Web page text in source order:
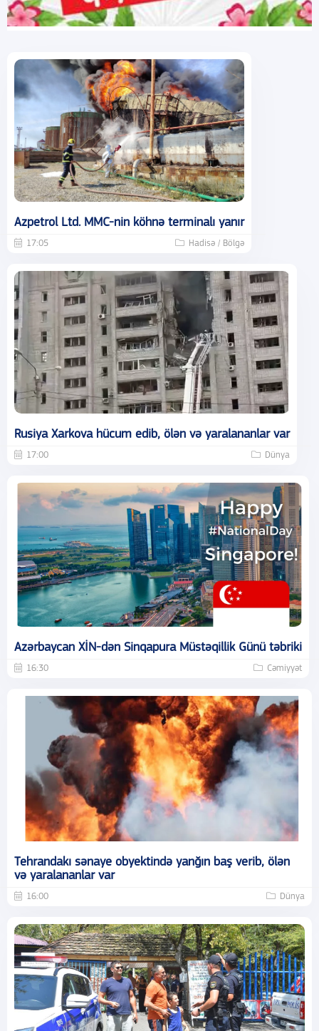
Azpetrol Ltd. MMC-nin köhnə terminalı yanır
17:05 Hadisə / Bölgə
Rusiya Xarkova hücum edib, ölən və yaralananlar var
17:00 Dünya
Azərbaycan XİN-dən Sinqapura Müstəqillik Günü təbriki
16:30 Cəmiyyət
Tehrandakı sənaye obyektində yanğın baş verib, ölən
və yaralananlar var
16:00 Dünya